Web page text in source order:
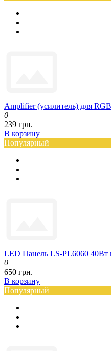
Amplifier (усилитель) для
0
239 грн.
В корзину
Популярный
LED Панель LS-PL6060 40Вт
0
650 грн.
В корзину
Популярный